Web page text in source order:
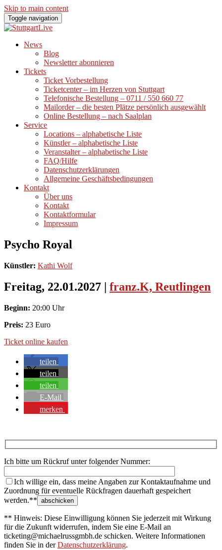
Skip to main content
Toggle navigation
News
Blog
Newsletter abonnieren
Tickets
Ticket Vorbestellung
Ticketcenter – im Herzen von Stuttgart
Telefonische Bestellung – 0711 / 550 660 77
Mailorder – die besten Plätze persönlich ausgewählt
Online Bestellung – nach Saalplan
Service
Locations – alphabetische Liste
Künstler – alphabetische Liste
Veranstalter – alphabetische Liste
FAQ/Hilfe
Datenschutzerklärungen
Allgemeine Geschäftsbedingungen
Kontakt
Über uns
Kontakt
Kontaktformular
Impressum
Psycho Royal
Künstler: Kathi Wolf
Freitag, 22.01.2027 | franz.K, Reutlingen
Beginn: 20:00 Uhr
Preis: 23 Euro
Ticket online kaufen
teilen
teilen
teilen
E-Mail
merken
Ich bitte um Rückruf unter folgender Nummer:
Ich willige ein, dass meine Angaben zur Kontaktaufnahme und
Zuordnung für eventuelle Rückfragen dauerhaft gespeichert
werden.**
** Hinweis: Diese Einwilligung können Sie jederzeit mit Wirkung
für die Zukunft widerrufen, indem Sie eine E-Mail an
ticketing@michaelrussgmbh.de schicken. Weitere Informationen
finden Sie in derDatenschutzerklärung.